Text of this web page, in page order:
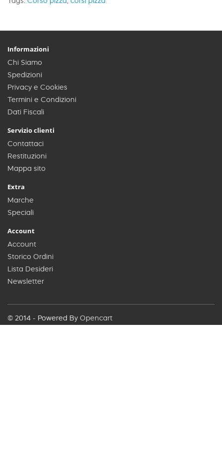
Informazioni
Chi Siamo
Spedizioni
Privacy e Cookies
Termini e Condizioni
Dati Fiscali
Servizio clienti
Contattaci
Restituzioni
Mappa sito
Extra
Marche
Speciali
Account
Account
Storico Ordini
Lista Desideri
Newsletter
© 2014 - Powered By Opencart